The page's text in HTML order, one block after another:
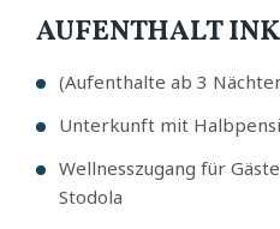
AUFENTHALT
(Aufenthalte ab 3
Unterkunft mit
Wellnesszugang für
Stodola